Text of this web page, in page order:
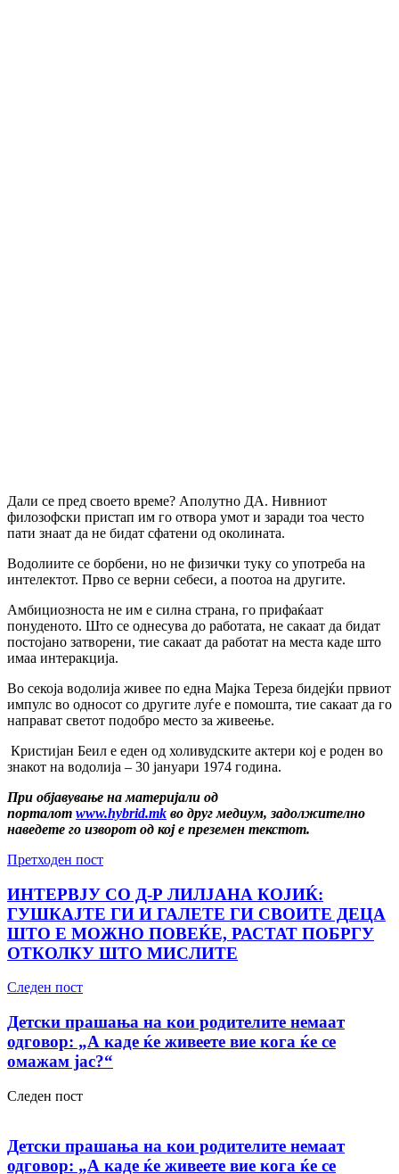
Дали се пред своето време? Аполутно ДА. Нивниот
филозофски пристап им го отвора умот и заради тоа често
пати знаат да не бидат сфатени од околината.
Водолиите се борбени, но не физички туку со употреба на
интелектот. Прво се верни себеси, а поотоа на другите.
Амбициозноста не им е силна страна, го прифаќаат
понуденото. Што се однесува до работата, не сакаат да бидат
постојано затворени, тие сакаат да работат на места каде што
имаа интеракција.
Во секоја водолија живее по една Мајка Тереза бидејќи првиот
импулс во односот со другите луѓе е помошта, тие сакаат да го
направат светот подобро место за живеење.
Кристијан Беил е еден од холивудските актери кој е роден во
знакот на водолија – 30 јануари 1974 година.
При објавување на материјали од
порталот www.hybrid.mk во друг медиум, задолжително
наведете го изворот од кој е преземен текстот.
Претходен пост
ИНТЕРВЈУ СО Д-Р ЛИЛЈАНА КОЈИЌ:
ГУШКАЈТЕ ГИ И ГАЛЕТЕ ГИ СВОИТЕ ДЕЦА
ШТО Е МОЖНО ПОВЕЌЕ, РАСТАТ ПОБРГУ
ОТКОЛКУ ШТО МИСЛИТЕ
Следен пост
Детски прашања на кои родителите немаат
одговор: „А каде ќе живеете вие кога ќе се
омажам јас?“
Следен пост
Детски прашања на кои родителите немаат
одговор: „А каде ќе живеете вие кога ќе се